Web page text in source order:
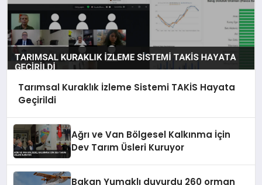
Tarımsal Kuraklık İzleme Sistemi TAKİS Hayata
Geçirildi
Ağrı ve Van Bölgesel Kalkınma İçin
Dev Tarım Üsleri Kuruyor
Bakan Yumaklı duyurdu 260 orman